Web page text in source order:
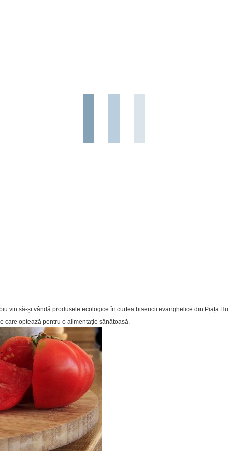
vin să-și vândă produsele ecologice în curtea bisericii evanghelice din Piața
optează pentru o alimentație sănătoasă.